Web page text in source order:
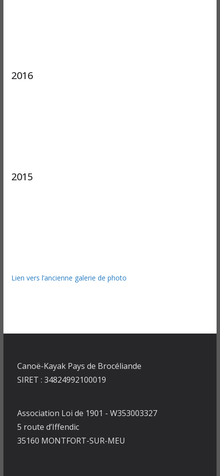
2016
2015
Lien vers l’ancienne galerie de photo
Canoë-Kayak Pays de Brocéliande
SIRET : 34824992100019
Association Loi de 1901 - W353003327
5 route d’Iffendic
35160 MONTFORT-SUR-MEU